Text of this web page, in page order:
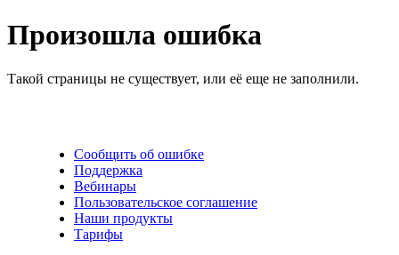
Произошла ошибка
Такой страницы не существует, или её еще не заполнили.
Сообщить об ошибке
Поддержка
Вебинары
Пользовательское соглашение
Наши продукты
Тарифы